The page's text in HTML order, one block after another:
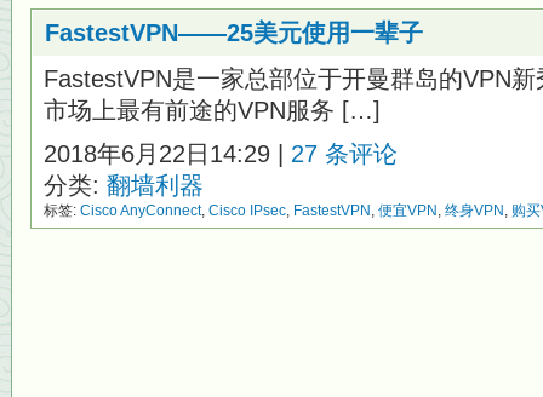
FastestVPN——25美元使用一辈子
FastestVPN是一家总部位于开曼群岛的VPN
市场上最有前途的VPN服务 […]
2018年6月22日14:29 | 27 条评论
分类: 翻墙利器
标签: Cisco AnyConnect, Cisco IPsec, FastestVPN , 便宜VPN , 终身VPN , 购